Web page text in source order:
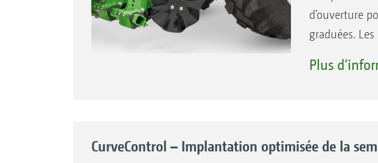
d’ouverture
graduées.
La pression
sortie et la
Plus
CurveControl – Implantation optimisée de la